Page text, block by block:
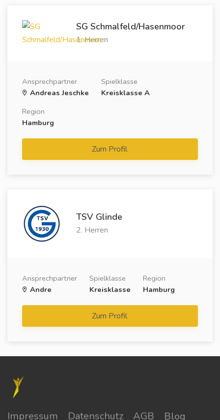
SG Schmalfeld/Hasenmoor
1. Herren
Ansprechpartner
Andreas Jeschke
Spielklasse
Kreisklasse A
Region
Hamburg
Zum Profil
TSV Glinde
2. Herren
Ansprechpartner
Andre
Spielklasse
Kreisklasse
Region
Hamburg
Zum Profil
Impressum Datenschutz AGB Blog